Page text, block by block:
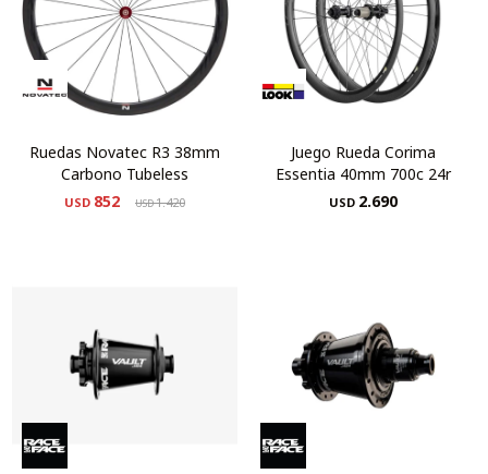
Ruedas Novatec R3 38mm
Carbono Tubeless
USD 852 USD1.420
Juego Rueda Corima
Essentia 40mm 700c 24r
USD 2.690